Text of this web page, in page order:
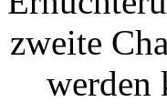
zweite
werden